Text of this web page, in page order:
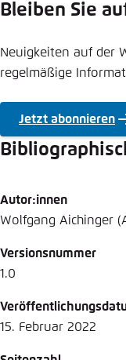
Bleiben Sie
Neuigkeiten auf der
regelmäßige
Jetzt abonnieren
Autor:innen
Wolfgang Aichinger
Versionsnummer
1.0
15. Februar 2022